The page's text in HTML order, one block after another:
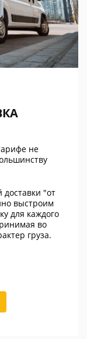
не
"от
выстроим
для каждого
во
груза.